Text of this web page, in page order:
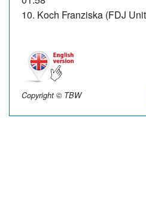
10. Koch Franziska (FDJ
Copyright © TBW